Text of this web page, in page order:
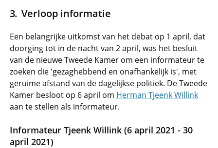
Verloop informatie
Een belangrijke uitkomst van het debat op 1 april, dat
doorging tot in de nacht van 2 april, was het besluit
van de nieuwe Tweede Kamer om een informateur te
zoeken die 'gezaghebbend en onafhankelijk is', met
geruime afstand van de dagelijkse politiek. De Tweede
Kamer besloot op 6 april om Herman Tjeenk Willink
aan te stellen als informateur.
Informateur Tjeenk Willink (6 april 2021 - 30
april 2021)